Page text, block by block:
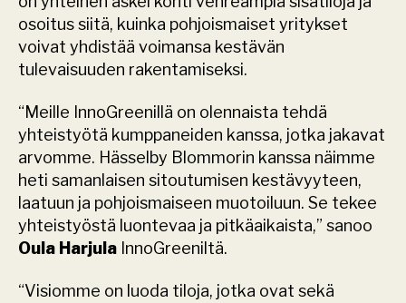
osoitus siitä, kuinka pohjoismaiset yritykset
voivat yhdistää voimansa kestävän
tulevaisuuden rakentamiseksi.
“Meille InnoGreenillä on olennaista tehdä
yhteistyötä kumppaneiden kanssa, jotka jakavat
arvomme. Hässelby Blommorin kanssa näimme
heti samanlaisen sitoutumisen kestävyyteen,
laatuun ja pohjoismaiseen muotoiluun. Se tekee
Oula Harjula InnoGreeniltä.
“Visiomme on luoda tiloja, jotka ovat sekä